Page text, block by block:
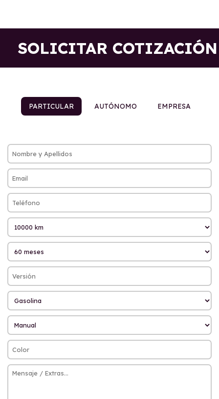
SOLICITAR COTIZACIÓN
PARTICULAR AUTÓNOMO EMPRESA